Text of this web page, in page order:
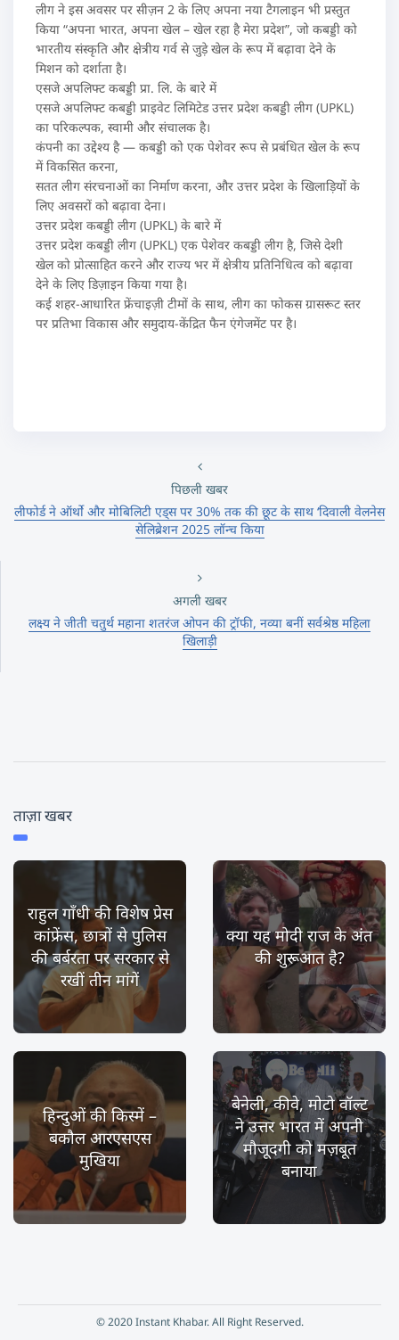
लीग ने इस अवसर पर सीज़न 2 के लिए अपना नया टैगलाइन भी प्रस्तुत
किया “अपना भारत, अपना खेल – खेल रहा है मेरा प्रदेश”, जो कबड्डी को
भारतीय संस्कृति और क्षेत्रीय गर्व से जुड़े खेल के रूप में बढ़ावा देने के
मिशन को दर्शाता है।
एसजे अपलिफ्ट कबड्डी प्रा. लि. के बारे में
एसजे अपलिफ्ट कबड्डी प्राइवेट लिमिटेड उत्तर प्रदेश कबड्डी लीग (UPKL)
का परिकल्पक, स्वामी और संचालक है।
कंपनी का उद्देश्य है — कबड्डी को एक पेशेवर रूप से प्रबंधित खेल के रूप
में विकसित करना,
सतत लीग संरचनाओं का निर्माण करना, और उत्तर प्रदेश के खिलाड़ियों के
लिए अवसरों को बढ़ावा देना।
उत्तर प्रदेश कबड्डी लीग (UPKL) के बारे में
उत्तर प्रदेश कबड्डी लीग (UPKL) एक पेशेवर कबड्डी लीग है, जिसे देशी
खेल को प्रोत्साहित करने और राज्य भर में क्षेत्रीय प्रतिनिधित्व को बढ़ावा
देने के लिए डिज़ाइन किया गया है।
कई शहर-आधारित फ्रेंचाइज़ी टीमों के साथ, लीग का फोकस ग्रासरूट स्तर
पर प्रतिभा विकास और समुदाय-केंद्रित फैन एंगेजमेंट पर है।
पिछली खबर
लीफोर्ड ने ऑर्थो और मोबिलिटी एड्स पर 30% तक की छूट के साथ ‘दिवाली वेलनेस
सेलिब्रेशन 2025 लॉन्च किया
अगली खबर
लक्ष्य ने जीती चतुर्थ महाना शतरंज ओपन की ट्रॉफी, नव्या बनीं सर्वश्रेष्ठ महिला
खिलाड़ी
ताज़ा खबर
राहुल गाँधी की विशेष प्रेस
कांफ्रेंस, छात्रों से पुलिस
की बर्बरता पर सरकार से
रखीं तीन मांगें
क्या यह मोदी राज के अंत
की शुरूआत है?
हिन्दुओं की किस्में –
बकौल आरएसएस
मुखिया
बेनेली, कीवे, मोटो वॉल्ट
ने उत्तर भारत में अपनी
मौजूदगी को मज़बूत
बनाया
© 2020 Instant Khabar. All Right Reserved.